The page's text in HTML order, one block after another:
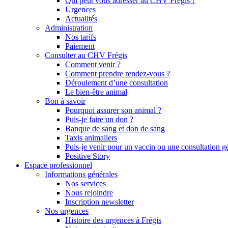
Urgences
Actualités
Administration
Nos tarifs
Paiement
Consulter au CHV Frégis
Comment venir ?
Comment prendre rendez-vous ?
Déroulement d’une consultation
Le bien-être animal
Bon à savoir
Pourquoi assurer son animal ?
Puis-je faire un don ?
Banque de sang et don de sang
Taxis animaliers
Puis-je venir pour un vaccin ou une consultation
Positive Story
Espace professionnel
Informations générales
Nos services
Nous rejoindre
Inscription newsletter
Nos urgences
Histoire des urgences à Frégis